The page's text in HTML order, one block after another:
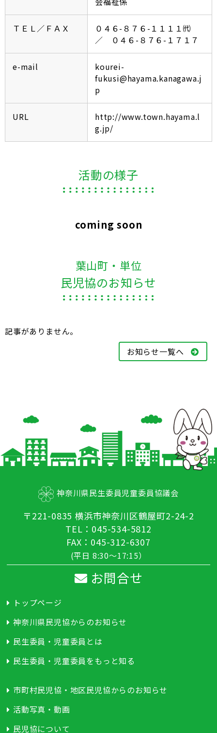
ＴＥＬ／ＦＡＸ
０４６-８７６-１１１１㈹
／ ０４６-８７６-１７１７
e-mail
kourei-
fukusi@hayama.kanagawa.j
p
URL
http://www.town.hayama.l
g.jp/
活動の様子
coming soon
葉山町・単位
民児協のお知らせ
記事がありません。
お知らせ一覧へ
神奈川県民生委員児童委員協議会
〒221-0835 横浜市神奈川区鶴屋町2-24-2
TEL：045-534-5812
FAX：045-312-6307
(平日 8:30～17:15）
お問合せ
トップページ
神奈川県民児協からのお知らせ
民生委員・児童委員とは
民生委員・児童委員をもっと知る
市町村民児協・地区民児協からのお知らせ
活動写真・動画
民児協について